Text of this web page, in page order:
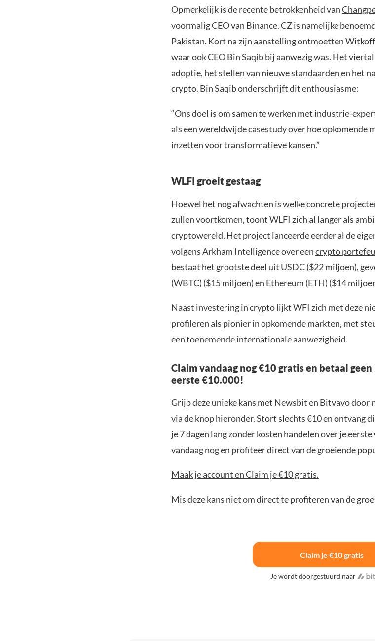
Opmerkelijk is de recente betrokkenheid van
voormalig CEO van Binance. CZ is namelijke
Pakistan. Kort na zijn aanstelling ontmoetten
waar ook CEO Bin Saqib bij aanwezig was. Het
adoptie, het stellen van nieuwe standaarden en het
crypto. Bin Saqib onderschrijft dit enthousiasme:
“Ons doel is om samen te werken met industrie-
als een wereldwijde casestudy over hoe opkomende
inzetten voor transformatieve kansen.”
WLFI groeit gestaag
Hoewel het nog afwachten is welke concrete
zullen voortkomen, toont WLFI zich al langer als
cryptowereld. Het project lanceerde eerder al de
volgens Arkham Intelligence over eencrypto
bestaat het grootste deel uit USDC ($22 miljoen),
(WBTC) ($15 miljoen) en Ethereum (ETH) ($14
Naast investering in crypto lijkt WFI zich met deze
profileren als pionier in opkomende markten, met
een toenemende internationale aanwezigheid.
Claim vandaag nog €10 gratis en betaal
eerste €10.000!
Grijp deze unieke kans met Newsbit en Bitvavo door
via de knop hieronder. Stort slechts €10 en ontvang
je 7 dagen lang zonder kosten handelen over je
vandaag nog en profiteer direct van de groeiende
Maak je account en Claim je €10 gratis.
Mis deze kans niet om direct te profiteren van de
Claim je €10 gratis
Je wordt doorgestuurd naar